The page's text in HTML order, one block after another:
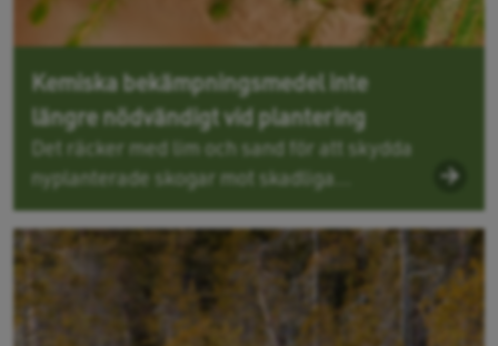
Kemiska bekämpningsmedel inte
längre nödvändigt vid plantering
Det räcker med lim och sand för att skydda
nyplanterade skogar mot skadliga...